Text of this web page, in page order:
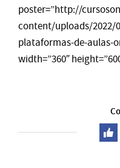
poster=”http://
content/uploads/2022/
plataformas-de-aulas-
width=”360″